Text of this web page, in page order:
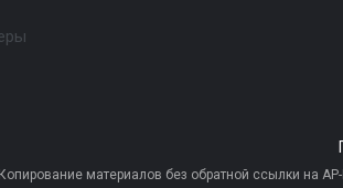
Копирование материалов без обратной ссылки на